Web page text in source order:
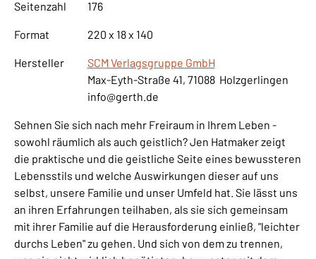
Seitenzahl 176
Format 220 x 18 x 140
Hersteller
SCM Verlagsgruppe GmbH
Max-Eyth-Straße 41, 71088 Holzgerlingen
info@gerth.de
Sehnen Sie sich nach mehr Freiraum in Ihrem Leben -
sowohl räumlich als auch geistlich? Jen Hatmaker zeigt
die praktische und die geistliche Seite eines bewussteren
Lebensstils und welche Auswirkungen dieser auf uns
selbst, unsere Familie und unser Umfeld hat. Sie lässt uns
an ihren Erfahrungen teilhaben, als sie sich gemeinsam
mit ihrer Familie auf die Herausforderung einließ, "leichter
durchs Leben" zu gehen. Und sich von dem zu trennen,